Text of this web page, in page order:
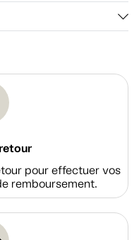
pour effectuer vos
remboursement.